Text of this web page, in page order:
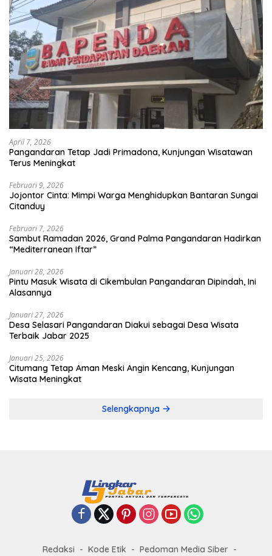
April 7, 2026
Pangandaran Tetap Jadi Primadona, Kunjungan Wisatawan
Terus Meningkat
Februari 9, 2026
Jojontor Cinta: Mimpi Warga Menghidupkan Bantaran Sungai
Citanduy
Februari 7, 2026
Sambut Ramadan 2026, Grand Palma Pangandaran Hadirkan
“Mediterranean Iftar”
Januari 28, 2026
Pintu Masuk Wisata di Cikembulan Pangandaran Dipindah, Ini
Alasannya
Januari 27, 2026
Desa Selasari Pangandaran Diakui sebagai Desa Wisata
Terbaik Jabar 2025
Januari 25, 2026
Citumang Tetap Aman Meski Angin Kencang, Kunjungan
Wisata Meningkat
Selengkapnya
Redaksi Kode Etik Pedoman Media Siber